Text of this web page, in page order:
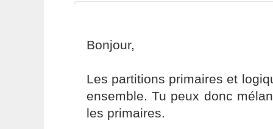
Bonjour,
Les partitions primaires et
ensemble. Tu peux donc
les primaires.